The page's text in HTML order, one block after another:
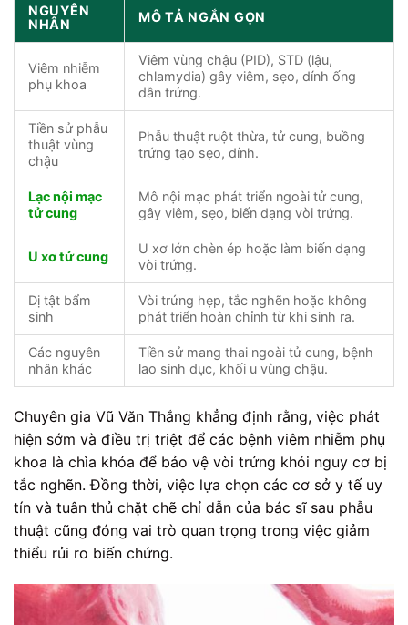
NGUYÊN
NHÂN
MÔ TẢ NGẮN GỌN
Viêm nhiễm
phụ khoa
Viêm vùng chậu (PID), STD (lậu,
chlamydia) gây viêm, sẹo, dính ống
dẫn trứng.
Tiền sử phẫu
thuật vùng
chậu
Phẫu thuật ruột thừa, tử cung, buồng
trứng tạo sẹo, dính.
Lạc nội mạc
tử cung
Mô nội mạc phát triển ngoài tử cung,
gây viêm, sẹo, biến dạng vòi trứng.
U xơ tử cung
U xơ lớn chèn ép hoặc làm biến dạng
vòi trứng.
Dị tật bẩm
sinh
Vòi trứng hẹp, tắc nghẽn hoặc không
phát triển hoàn chỉnh từ khi sinh ra.
Các nguyên
nhân khác
Tiền sử mang thai ngoài tử cung, bệnh
lao sinh dục, khối u vùng chậu.
Chuyên gia Vũ Văn Thắng khẳng định rằng, việc phát
hiện sớm và điều trị triệt để các bệnh viêm nhiễm phụ
khoa là chìa khóa để bảo vệ vòi trứng khỏi nguy cơ bị
tắc nghẽn. Đồng thời, việc lựa chọn các cơ sở y tế uy
tín và tuân thủ chặt chẽ chỉ dẫn của bác sĩ sau phẫu
thuật cũng đóng vai trò quan trọng trong việc giảm
thiểu rủi ro biến chứng.